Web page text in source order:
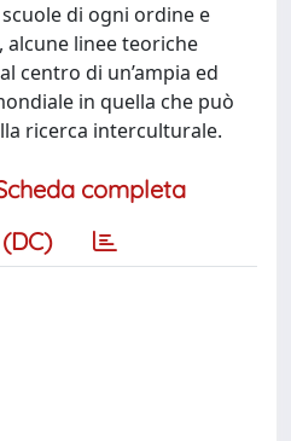
di ogni ordine e
alcune linee teoriche
centro di un’ampia ed
in quella che può
ricerca interculturale.
completa